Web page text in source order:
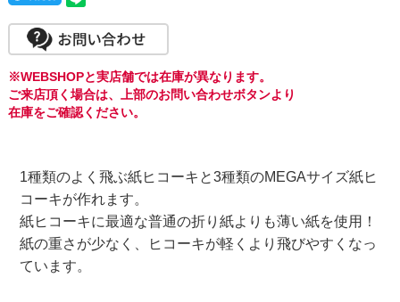
※WEBSHOPと実店舗では在庫が異なります。
ご来店頂く場合は、上部のお問い合わせボタンより
在庫をご確認ください。
1種類のよく飛ぶ紙ヒコーキと3種類のMEGAサイズ紙ヒ
コーキが作れます。
紙ヒコーキに最適な普通の折り紙よりも薄い紙を使用！
紙の重さが少なく、ヒコーキが軽くより飛びやすくなっ
ています。